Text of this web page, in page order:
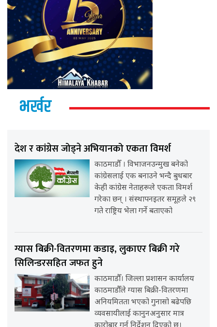
भर्खर
देश र कांग्रेस जोड्ने अभियानको एकता विमर्श
काठमाडौँ । विभाजनउन्मुख बनेको
कांग्रेसलाई एक बनाउने भन्दै बुधबार
केही कांग्रेस नेताहरूले एकता विमर्श
गरेका छन् । संस्थापनइतर समूहले २९
गते राष्ट्रिय भेला गर्ने बताएको
ग्यास बिक्री-वितरणमा कडाइ, लुकाएर बिक्री गरे
सिलिन्डरसहित जफत हुने
काठमाडौँ। जिल्ला प्रशासन कार्यालय
काठमाडौँले ग्यास बिक्री-वितरणमा
अनियमितता भएको गुनासो बढेपछि
व्यवसायीलाई कानुनअनुसार मात्र